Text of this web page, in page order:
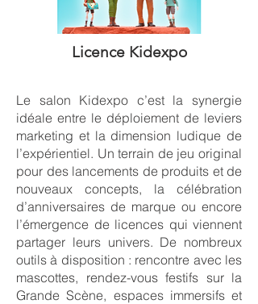
Licence Kidexpo
Le salon Kidexpo c’est la synergie
idéale entre le déploiement de leviers
marketing et la dimension ludique de
l’expérientiel. Un terrain de jeu original
pour des lancements de produits et de
nouveaux concepts, la célébration
d’anniversaires de marque ou encore
l’émergence de licences qui viennent
partager leurs univers. De nombreux
outils à disposition : rencontre avec les
mascottes, rendez-vous festifs sur la
Grande Scène, espaces immersifs et